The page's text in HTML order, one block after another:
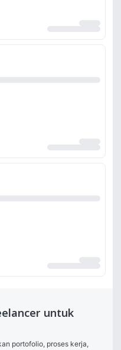
untuk
portofolio, proses kerja,